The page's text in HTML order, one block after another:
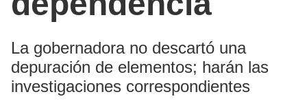
La gobernadora no descartó una
depuración de elementos; harán las
investigaciones correspondientes